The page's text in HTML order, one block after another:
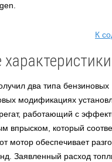
К
два типа бензиновых
модификациях
работающий с
впрыском, который
мотор обеспечивает
Заявленный расход